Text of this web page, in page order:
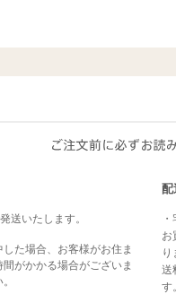
送いたします。
た場合、お客様がお住ま
がかかる場合がございま
配
お
り
送
す